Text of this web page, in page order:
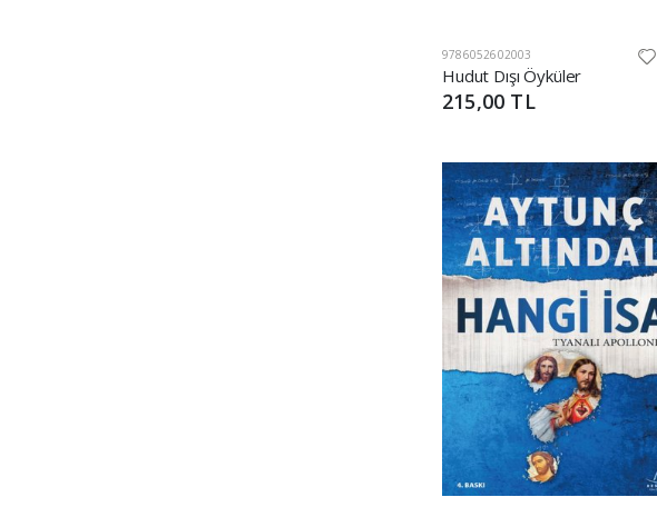
9786052602003
Hudut Dışı Öyküler
215,00 TL